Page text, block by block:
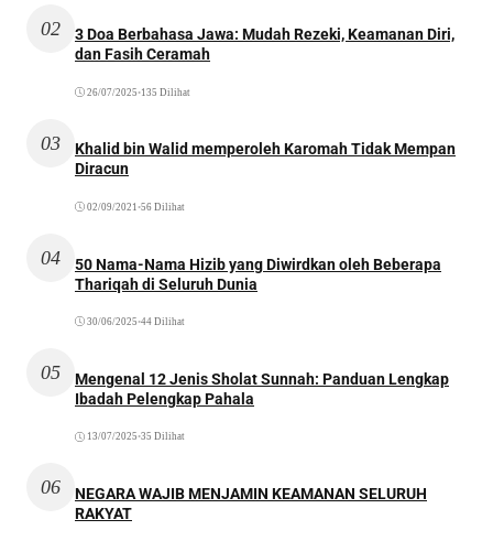
02
3 Doa Berbahasa Jawa: Mudah Rezeki, Keamanan Diri,
dan Fasih Ceramah
26/07/2025 •135 Dilihat
03
Khalid bin Walid memperoleh Karomah Tidak Mempan
Diracun
02/09/2021 •56 Dilihat
04
50 Nama-Nama Hizib yang Diwirdkan oleh Beberapa
Thariqah di Seluruh Dunia
30/06/2025 •44 Dilihat
05
Mengenal 12 Jenis Sholat Sunnah: Panduan Lengkap
Ibadah Pelengkap Pahala
13/07/2025 •35 Dilihat
06
NEGARA WAJIB MENJAMIN KEAMANAN SELURUH
RAKYAT